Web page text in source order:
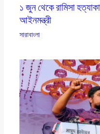
১ জুন থেকে রামিসা
আইনমন্ত্রী
সারাবাংলা